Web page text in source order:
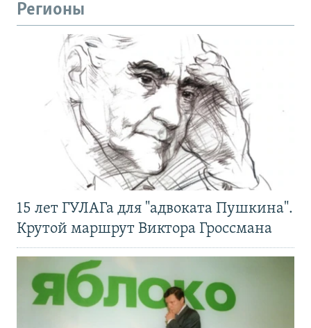
Регионы
15 лет ГУЛАГа для "адвоката Пушкина".
Крутой маршрут Виктора Гроссмана